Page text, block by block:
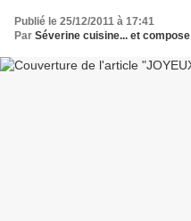
Publié le 25/12/2011 à 17:41
Par Séverine cuisine... et compose